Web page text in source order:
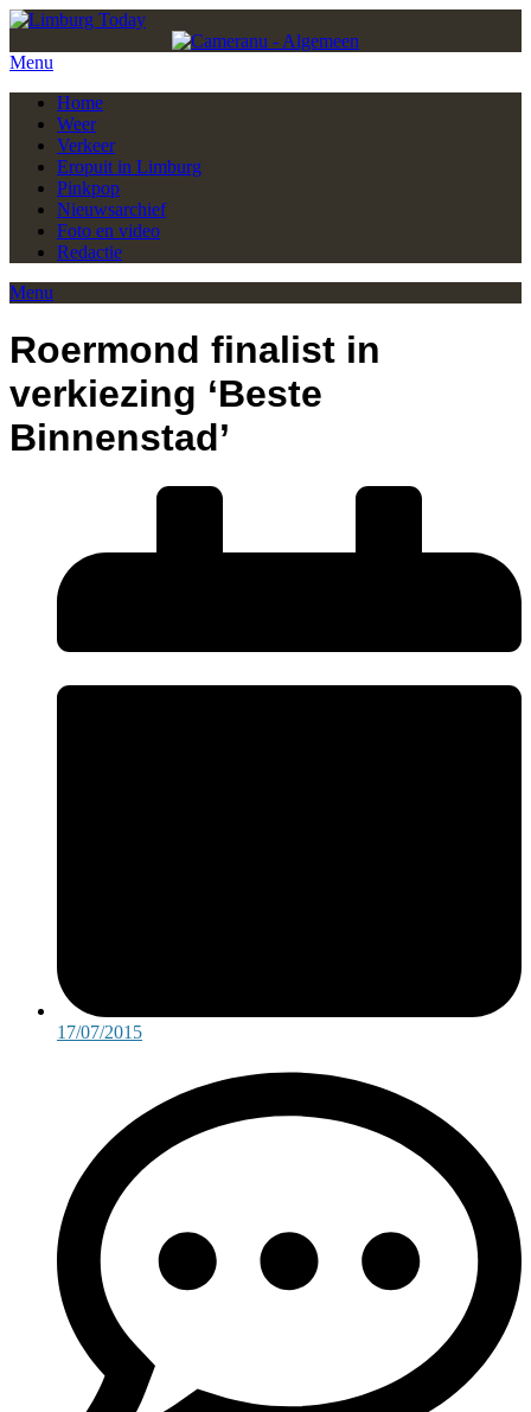
Menu
Home
Weer
Verkeer
Eropuit in Limburg
Pinkpop
Nieuwsarchief
Foto en video
Redactie
Menu
Roermond finalist in
verkiezing ‘Beste
Binnenstad’
17/07/2015